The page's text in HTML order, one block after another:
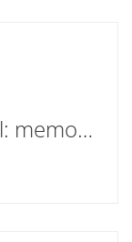
Al Doilea Război Mondial: memorie și istorie în Estul și Vestul Europei